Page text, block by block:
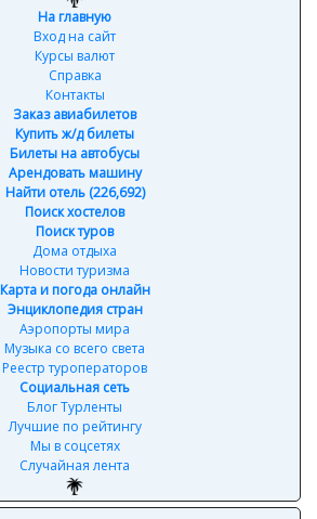
На главную
Вход на сайт
Курсы валют
Справка
Контакты
Заказ авиабилетов
Купить ж/д билеты
Билеты на автобусы
Арендовать машину
Найти отель (226,692)
Поиск хостелов
Поиск туров
Дома отдыха
Новости туризма
Карта и погода онлайн
Энциклопедия стран
Аэропорты мира
Музыка со всего света
Реестр туроператоров
Социальная сеть
Блог Турленты
Лучшие по рейтингу
Мы в соцсетях
Случайная лента